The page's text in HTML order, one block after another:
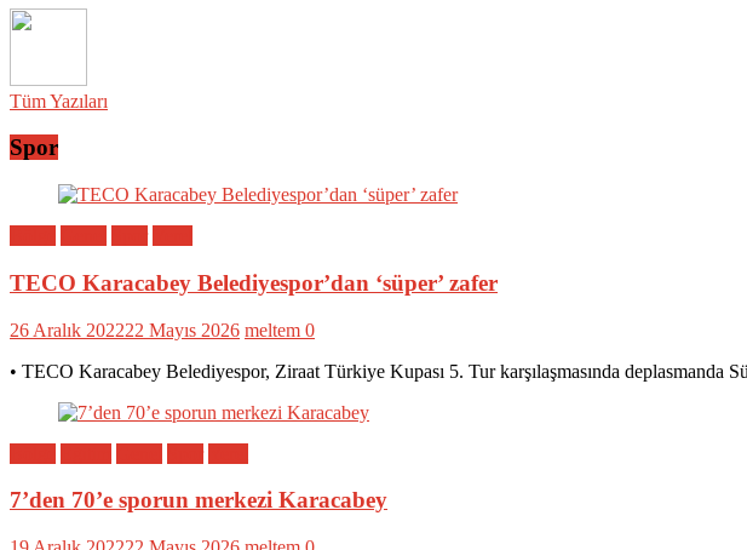
Tüm Yazıları
Spor
TECO Karacabey Belediyespor’dan ‘süper’ zafer
26 Aralık 202222 Mayıs 2026 meltem 0
• TECO Karacabey Belediyespor, Ziraat Türkiye Kupası 5. Tur karşılaşmasında deplasmanda
7’den 70’e sporun merkezi Karacabey